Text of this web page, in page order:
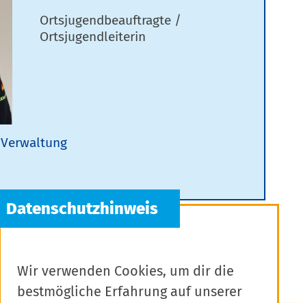
Ortsjugendbeauftragte /
Ortsjugendleiterin
Verwaltung
Wir verwenden Cookies, um dir die
bestmögliche Erfahrung auf unserer